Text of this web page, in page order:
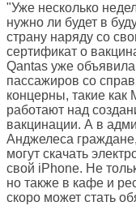
"Уже несколько
нужно ли будет в
страну наряду со
сертификат о
Qantas уже объявила
пассажиров со
концерны, такие как
работают над
вакцинации. А в
Анджелеса
могут скачать
свой iPhone. Не
но также в кафе и
скоро может стать